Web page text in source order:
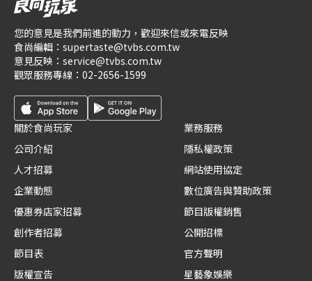
您的意見是我們前進的動力，歡迎來信或來電反映
食尚編輯： supertaste@tvbs.com.tw
意見反映： service@tvbs.com.tw
觀眾服務專線： 02-2656-1599
關於食尚玩家
公司介紹
人才招募
企業動態
優惠券店家招募
創作者招募
節目表
版權宣告
業務服務
隱私權政策
網站使用協定
數位廣告與贊助政策
節目版權銷售
公開招標
官方聲明
星藝象娛樂